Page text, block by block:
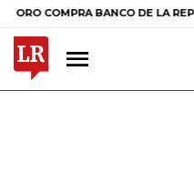
BANCO DE LA REPÚBLICA